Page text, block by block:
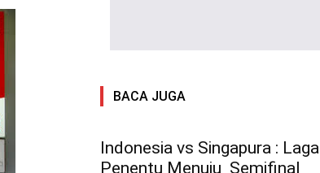
BACA JUGA
Indonesia vs Singapura : Laga
Penentu Menuju Semifinal